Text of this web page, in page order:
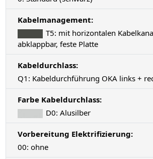
Kabelmanagement:
T5: mit horizontalen
abklappbar, feste Platte
Kabeldurchlass:
Q1: Kabeldurchführung OKA links +
Farbe Kabeldurchlass:
D0: Alusilber
Vorbereitung Elektrifizierung:
00: ohne